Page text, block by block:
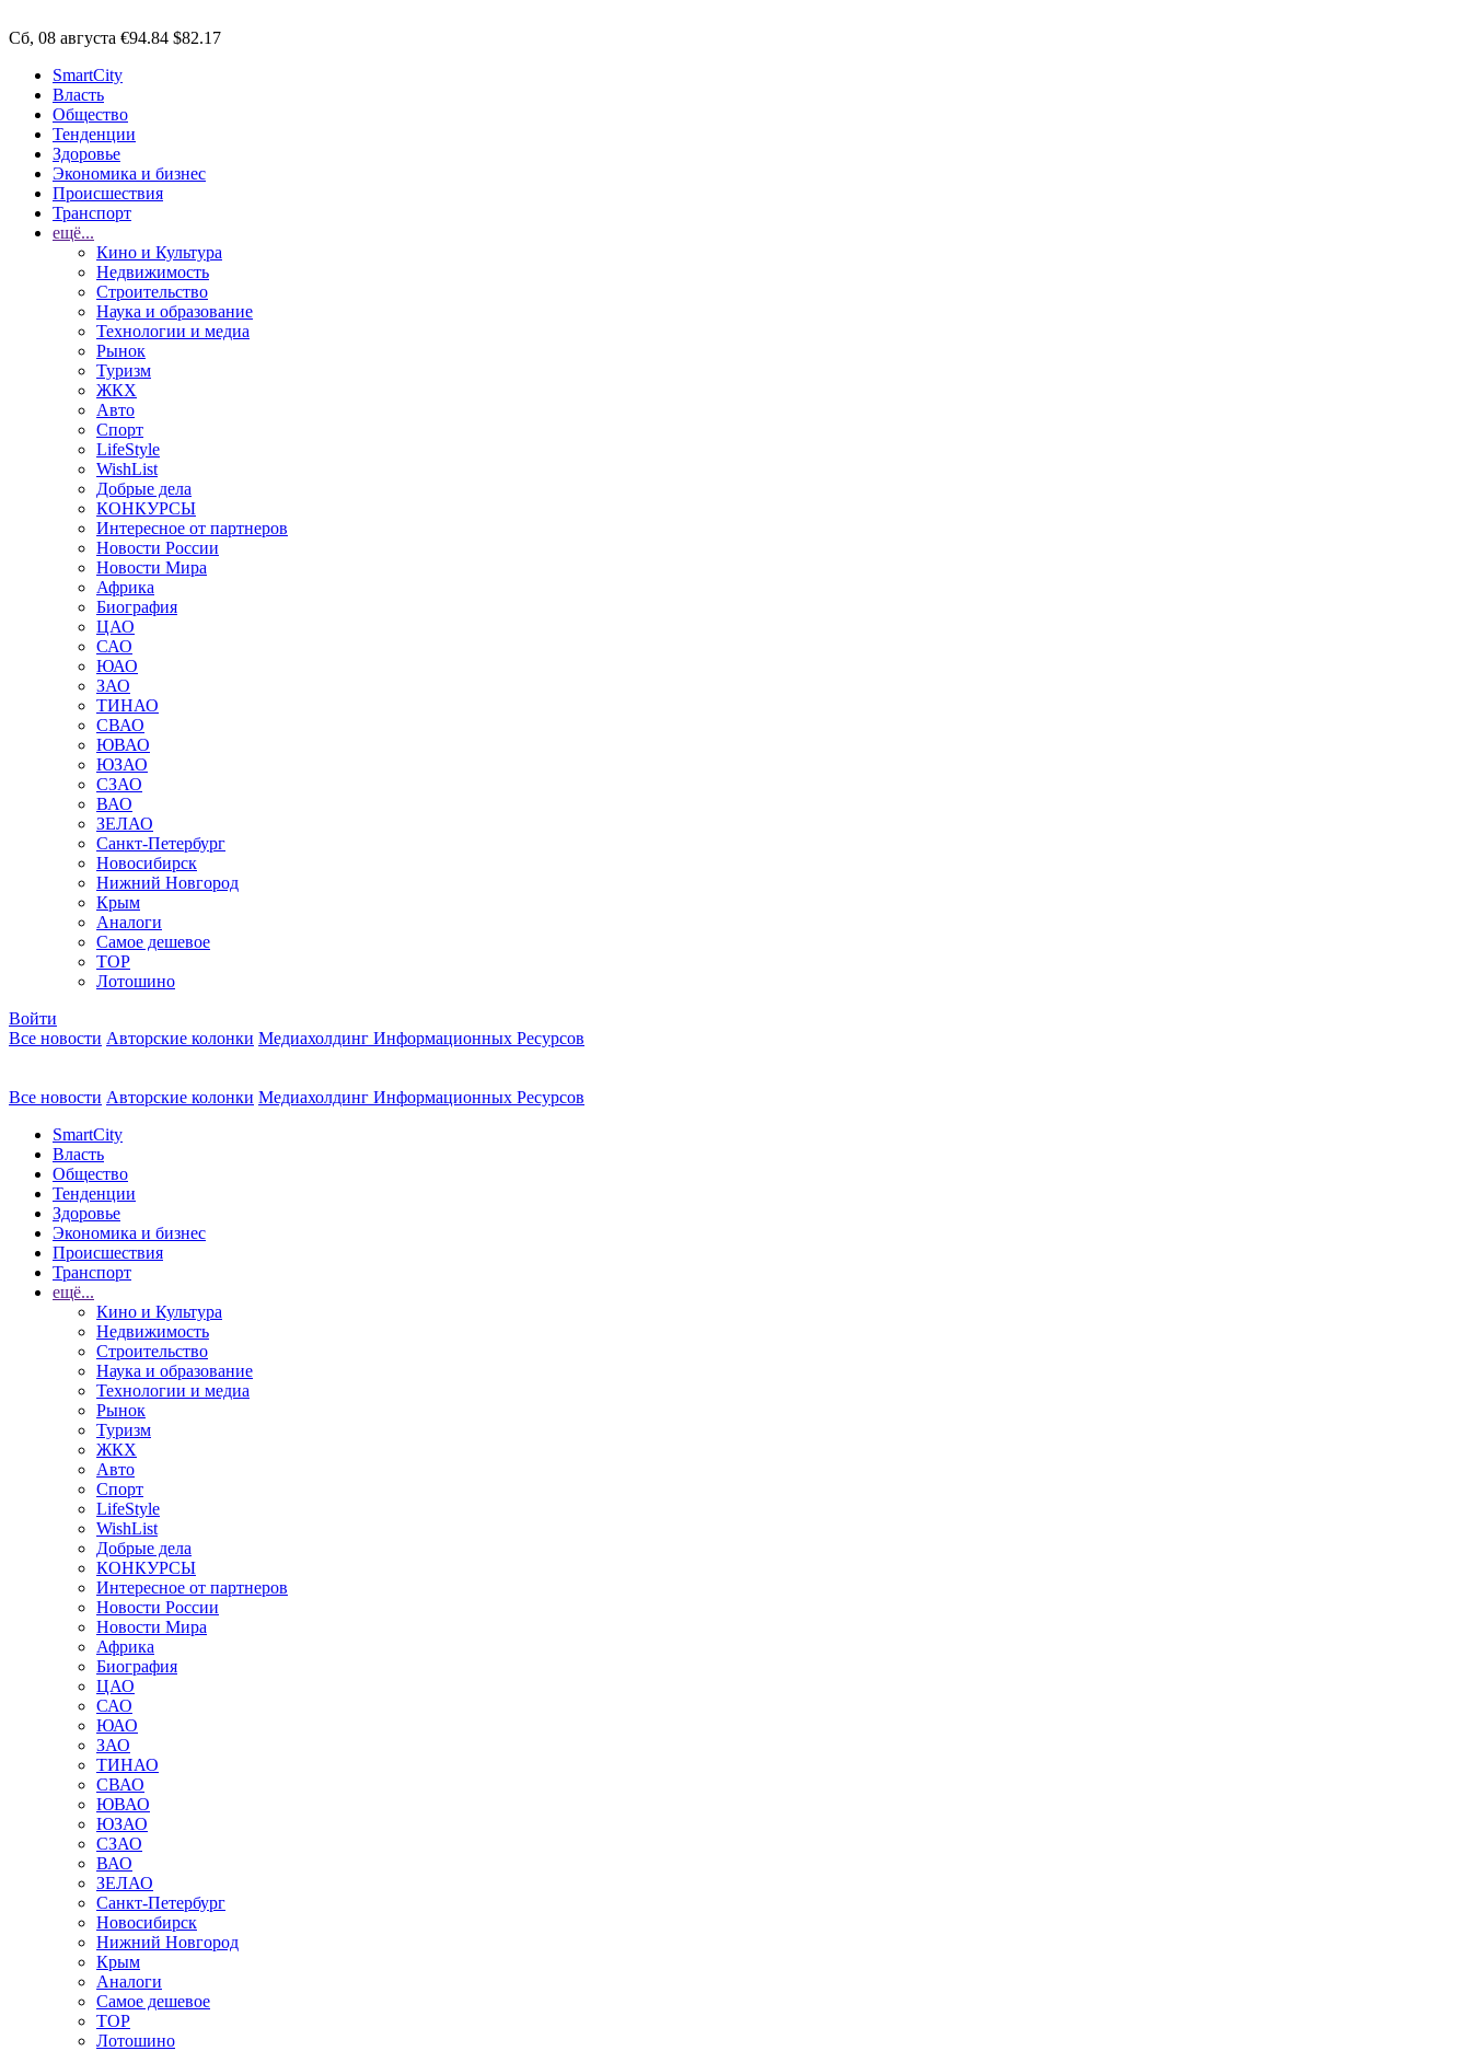
Сб, 08 августа €94.84 $82.17
SmartCity
Власть
Общество
Тенденции
Здоровье
Экономика и бизнес
Происшествия
Транспорт
ещё...
Кино и Культура
Недвижимость
Строительство
Наука и образование
Технологии и медиа
Рынок
Туризм
ЖКХ
Авто
Спорт
LifeStyle
WishList
Добрые дела
КОНКУРСЫ
Интересное от партнеров
Новости России
Новости Мира
Африка
Биография
ЦАО
САО
ЮАО
ЗАО
ТИНАО
СВАО
ЮВАО
ЮЗАО
СЗАО
ВАО
ЗЕЛАО
Санкт-Петербург
Новосибирск
Нижний Новгород
Крым
Аналоги
Самое дешевое
TOP
Лотошино
Войти
Все новости Авторские колонки Медиахолдинг Информационных Ресурсов
Все новости Авторские колонки Медиахолдинг Информационных Ресурсов
SmartCity
Власть
Общество
Тенденции
Здоровье
Экономика и бизнес
Происшествия
Транспорт
ещё...
Кино и Культура
Недвижимость
Строительство
Наука и образование
Технологии и медиа
Рынок
Туризм
ЖКХ
Авто
Спорт
LifeStyle
WishList
Добрые дела
КОНКУРСЫ
Интересное от партнеров
Новости России
Новости Мира
Африка
Биография
ЦАО
САО
ЮАО
ЗАО
ТИНАО
СВАО
ЮВАО
ЮЗАО
СЗАО
ВАО
ЗЕЛАО
Санкт-Петербург
Новосибирск
Нижний Новгород
Крым
Аналоги
Самое дешевое
TOP
Лотошино